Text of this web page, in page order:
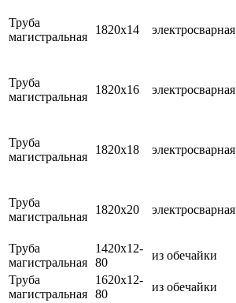
Труба
магистральная
1820х14 электросварная
Труба
магистральная
1820х16 электросварная
Труба
магистральная
1820х18 электросварная
Труба
магистральная
1820х20 электросварная
Труба
магистральная
1420х12-
80
из обечайки
Труба
магистральная
1620х12-
80
из обечайки